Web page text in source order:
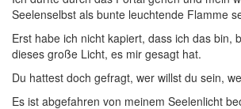
Seelenselbst als bunte leuchtende Flamme
Erst habe ich nicht kapiert, dass ich das bin,
dieses große Licht, es mir gesagt hat.
Du hattest doch gefragt, wer willst du sein,
Es ist abgefahren von meinem Seelenlicht